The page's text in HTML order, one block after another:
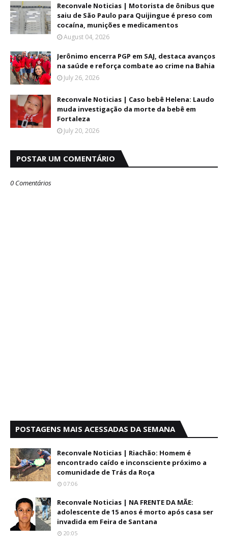
Reconvale Noticias | Motorista de ônibus que
saiu de São Paulo para Quijingue é preso com
cocaína, munições e medicamentos
August 04, 2026
Jerônimo encerra PGP em SAJ, destaca avanços
na saúde e reforça combate ao crime na Bahia
July 26, 2026
Reconvale Noticias | Caso bebê Helena: Laudo
muda investigação da morte da bebê em
Fortaleza
July 20, 2026
POSTAR UM COMENTÁRIO
0 Comentários
POSTAGENS MAIS ACESSADAS DA SEMANA
Reconvale Noticias | Riachão: Homem é
encontrado caído e inconsciente próximo a
comunidade de Trás da Roça
07:06
Reconvale Noticias | NA FRENTE DA MÃE:
adolescente de 15 anos é morto após casa ser
invadida em Feira de Santana
20:05